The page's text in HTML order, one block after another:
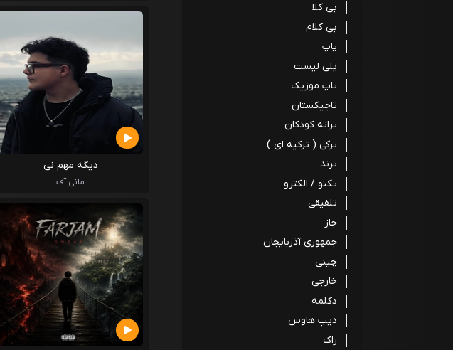
بی کلا
بی کلام
پاپ
پلی لیست
تاپ موزیک
تاجیکستان
ترانه کودکان
ترکی ( ترکیه ای )
ترند
تکنو / الکترو
تلفیقی
جاز
جمهوری آذربایجان
چینی
خارجی
دکلمه
دیپ هاوس
راک
دیگه مهم نی
مانی آف